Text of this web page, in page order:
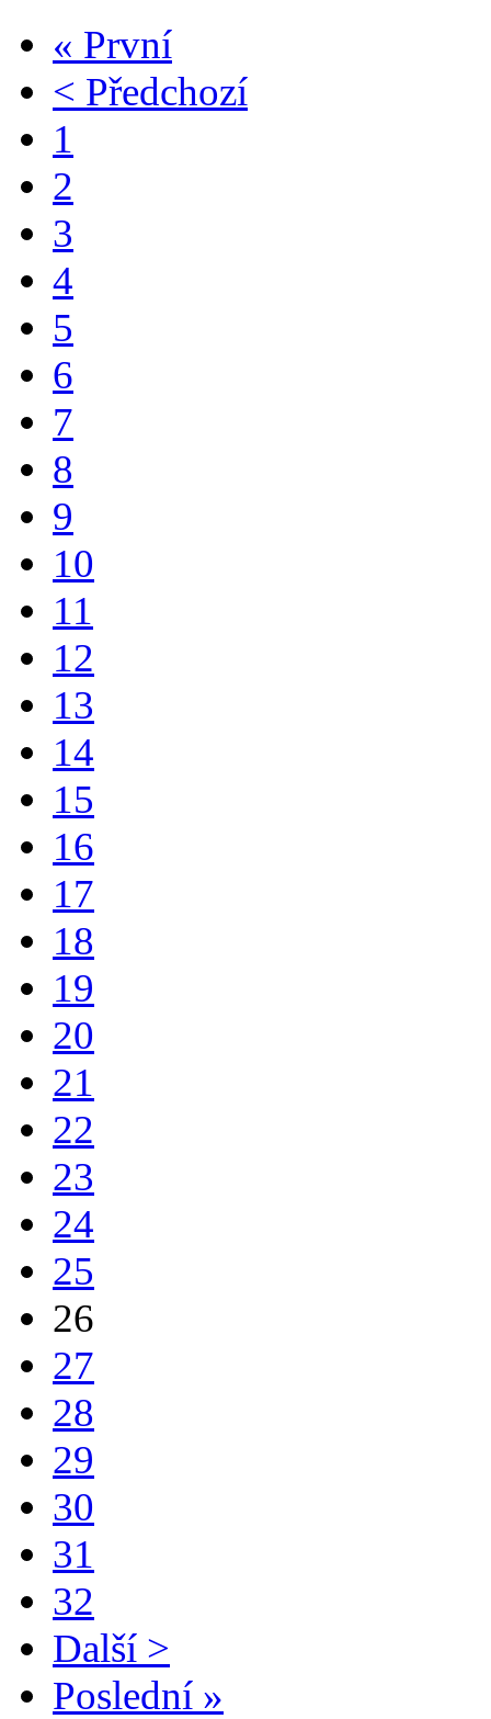
« První
< Předchozí
1
2
3
4
5
6
7
8
9
10
11
12
13
14
15
16
17
18
19
20
21
22
23
24
25
26
27
28
29
30
31
32
Další >
Poslední »